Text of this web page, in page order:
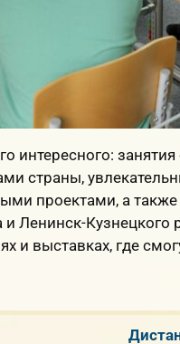
интересного:
страны,
проектами, а
Ленинск-Кузнецкого
и выставках, где